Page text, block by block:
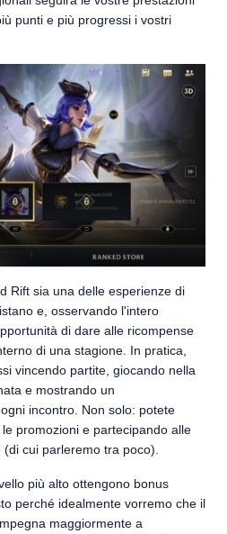
punti e più progressi i vostri
Rift sia una delle esperienze di
e, osservando l'intero
di dare alle ricompense
di una stagione. In pratica,
vincendo partite, giocando nella
e mostrando un
incontro. Non solo: potete
promozioni e partecipando alle
cui parleremo tra poco).
più alto ottengono bonus
perché idealmente vorremo che il
maggiormente a